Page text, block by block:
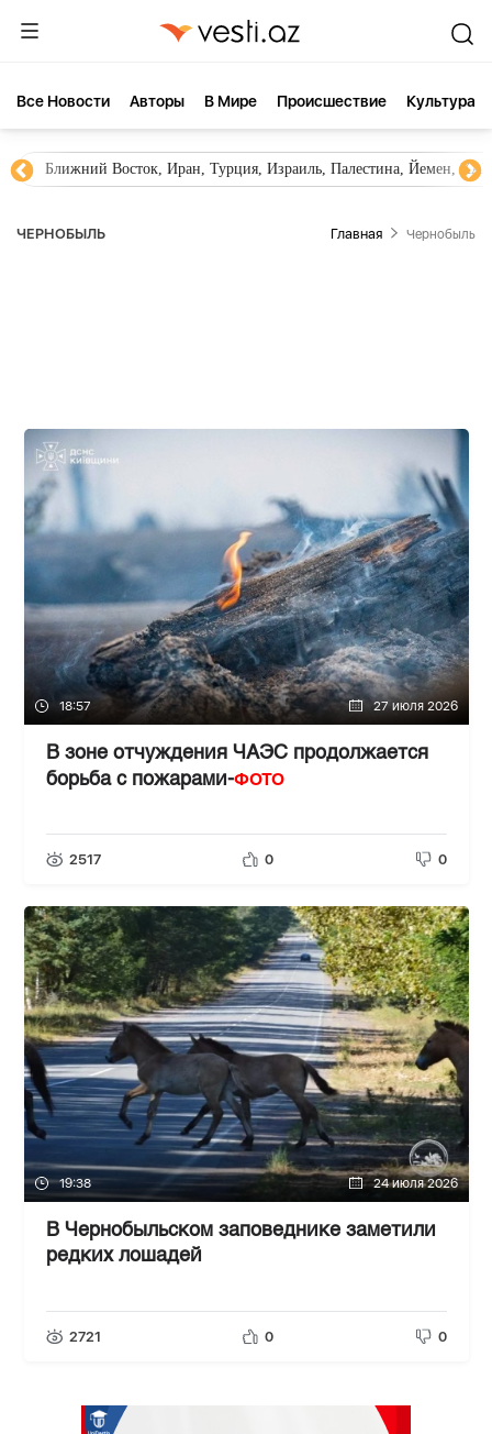
Все Новости Aвторы В Мире Происшествие Культура
Иран, Турция, Израиль, Палестина, Йемен, ХАМАС, Сирия, Ирак,
ЧЕРНОБЫЛЬ Главная Чернобыль
18:57 27 июля 2026
В зоне отчуждения ЧАЭС продолжается
борьба с пожарами-ФОТО
2517 0 0
19:38 24 июля 2026
В Чернобыльском заповеднике заметили
редких лошадей
2721 0 0